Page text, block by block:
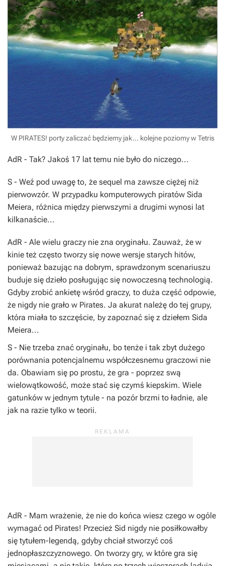
W PIRATES! porty zaliczać będziemy jak... kolejne poziomy w Tetris
AdR - Tak? Jakoś 17 lat temu nie było do niczego...
S - Weź pod uwagę to, że sequel ma zawsze ciężej niż
pierwowzór. W przypadku komputerowych piratów Sida
Meiera, różnica między pierwszymi a drugimi wynosi lat
kilkanaście...
AdR - Ale wielu graczy nie zna oryginału. Zauważ, że w
kinie też często tworzy się nowe wersje starych hitów,
ponieważ bazując na dobrym, sprawdzonym scenariuszu
buduje się dzieło posługując się nowoczesną technologią.
Gdyby zrobić ankietę wśród graczy, to duża część odpowie,
że nigdy nie grało w Pirates. Ja akurat należę do tej grupy,
która miała to szczęście, by zapoznać się z dziełem Sida
Meiera...
S - Nie trzeba znać oryginału, bo tenże i tak zbyt dużego
porównania potencjalnemu współczesnemu graczowi nie
da. Obawiam się po prostu, że gra - poprzez swą
wielowątkowość, może stać się czymś kiepskim. Wiele
gatunków w jednym tytule - na pozór brzmi to ładnie, ale
jak na razie tylko w teorii.
AdR - Mam wrażenie, że nie do końca wiesz czego w ogóle
wymagać od Pirates! Przecież Sid nigdy nie posiłkowałby
się tytułem-legendą, gdyby chciał stworzyć coś
jednopłaszczyznowego. On tworzy gry, w które gra się